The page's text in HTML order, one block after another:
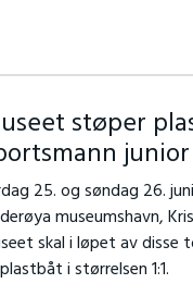
støper
junior
25. og søndag 26.
museumshavn,
skal i løpet av
i størrelsen 1:1.